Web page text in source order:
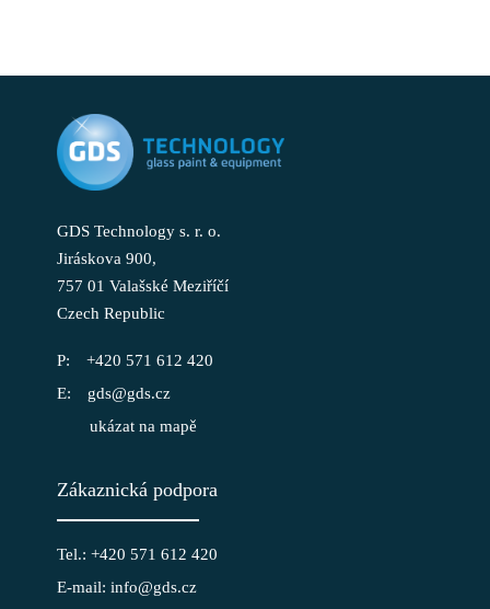
GDS Technology s. r. o.
Jiráskova 900,
757 01 Valašské Meziříčí
Czech Republic
+420 571 612 420
gds@gds.cz
ukázat na mapě
Zákaznická podpora
Tel.: +420 571 612 420
E-mail: info@gds.cz